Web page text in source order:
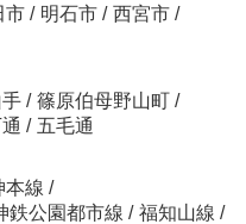
市 / 明石市 / 西宮市 /
/ 篠原伯母野山町 /
/ 五毛通
本線 /
鉄公園都市線 / 福知山線 /